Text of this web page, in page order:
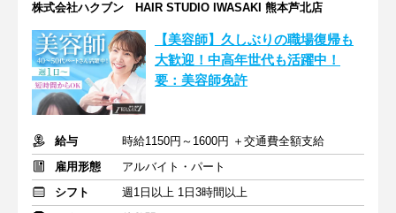
株式会社ハクブン HAIR STUDIO IWASAKI 熊本芦北店
【美容師】久しぶりの職場復帰も
大歓迎！中高年世代も活躍中！
要：美容師免許
給与
時給1150円～1600円 ＋交通費全額支給
雇用形態
アルバイト・パート
シフト
週1日以上 1日3時間以上